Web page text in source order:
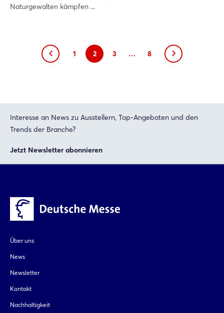
Naturgewalten kämpfen ...
1 2 3 … 8
Interesse an News zu Ausstellern, Top-Angeboten und den
Trends der Branche?
Jetzt Newsletter abonnieren
Über uns
News
Newsletter
Kontakt
Nachhaltigkeit